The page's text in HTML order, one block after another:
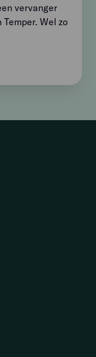
vervanger
Wel zo